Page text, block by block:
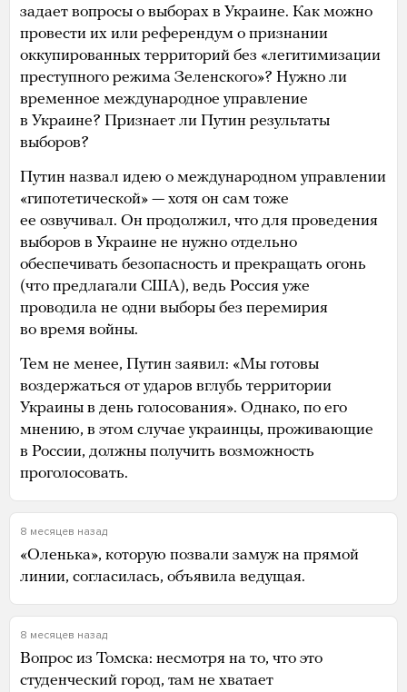
задает вопросы о выборах в Украине. Как можно
провести их или референдум о признании
оккупированных территорий без «легитимизации
преступного режима Зеленского»? Нужно ли
временное международное управление
в Украине? Признает ли Путин результаты
выборов?
Путин назвал идею о международном управлении
«гипотетической» — хотя он сам тоже
ее озвучивал. Он продолжил, что для проведения
выборов в Украине не нужно отдельно
обеспечивать безопасность и прекращать огонь
(что предлагали США), ведь Россия уже
проводила не одни выборы без перемирия
во время войны.
Тем не менее, Путин заявил: «Мы готовы
воздержаться от ударов вглубь территории
Украины в день голосования». Однако, по его
мнению, в этом случае украинцы, проживающие
в России, должны получить возможность
проголосовать.
8 месяцев назад
«Оленька», которую позвали замуж на прямой
линии, согласилась, объявила ведущая.
8 месяцев назад
Вопрос из Томска: несмотря на то, что это
студенческий город, там не хватает